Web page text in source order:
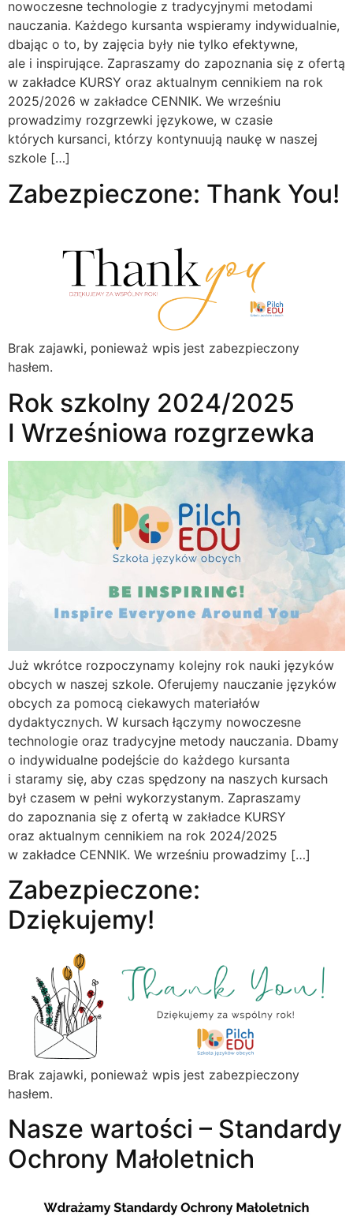
nowoczesne technologie z tradycyjnymi metodami
nauczania. Każdego kursanta wspieramy indywidualnie,
dbając o to, by zajęcia były nie tylko efektywne,
ale i inspirujące. Zapraszamy do zapoznania się z ofertą
w zakładce KURSY oraz aktualnym cennikiem na rok
2025/2026 w zakładce CENNIK. We wrześniu
prowadzimy rozgrzewki językowe, w czasie
których kursanci, którzy kontynuują naukę w naszej
szkole […]
Zabezpieczone: Thank You!
Brak zajawki, ponieważ wpis jest zabezpieczony
hasłem.
Rok szkolny 2024/2025
I Wrześniowa rozgrzewka
Już wkrótce rozpoczynamy kolejny rok nauki języków
obcych w naszej szkole. Oferujemy nauczanie języków
obcych za pomocą ciekawych materiałów
dydaktycznych. W kursach łączymy nowoczesne
technologie oraz tradycyjne metody nauczania. Dbamy
o indywidualne podejście do każdego kursanta
i staramy się, aby czas spędzony na naszych kursach
był czasem w pełni wykorzystanym. Zapraszamy
do zapoznania się z ofertą w zakładce KURSY
oraz aktualnym cennikiem na rok 2024/2025
w zakładce CENNIK. We wrześniu prowadzimy […]
Zabezpieczone:
Dziękujemy!
Brak zajawki, ponieważ wpis jest zabezpieczony
hasłem.
Nasze wartości – Standardy
Ochrony Małoletnich